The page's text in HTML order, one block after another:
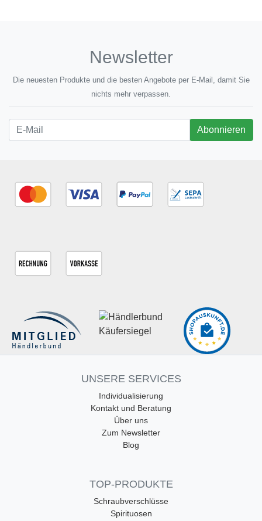
Newsletter
Die neuesten Produkte und die besten Angebote per E-Mail, damit Sie
nichts mehr verpassen.
Newsletter
Abonnieren
UNSERE SERVICES
Individualisierung
Kontakt und Beratung
Über uns
Zum Newsletter
Blog
TOP-PRODUKTE
Schraubverschlüsse
Spirituosen